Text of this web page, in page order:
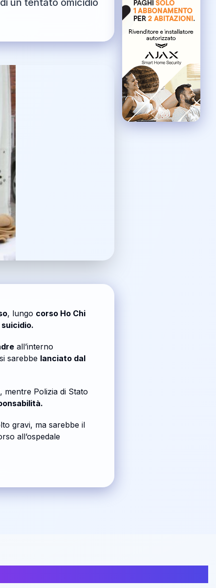
un tentato omicidio
, lungo corso Ho Chi
all’interno
sarebbe lanciato dal
mentre Polizia di Stato
gravi, ma sarebbe il
all’ospedale